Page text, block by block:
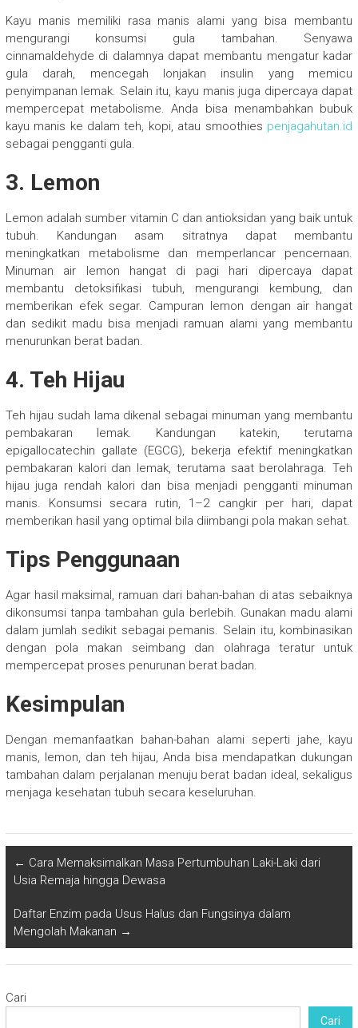
Kayu manis memiliki rasa manis alami yang bisa membantu
mengurangi konsumsi gula tambahan. Senyawa
cinnamaldehyde di dalamnya dapat membantu mengatur kadar
gula darah, mencegah lonjakan insulin yang memicu
penyimpanan lemak. Selain itu, kayu manis juga dipercaya dapat
mempercepat metabolisme. Anda bisa menambahkan bubuk
kayu manis ke dalam teh, kopi, atau smoothies penjagahutan.id
sebagai pengganti gula.
3. Lemon
Lemon adalah sumber vitamin C dan antioksidan yang baik untuk
tubuh. Kandungan asam sitratnya dapat membantu
meningkatkan metabolisme dan memperlancar pencernaan.
Minuman air lemon hangat di pagi hari dipercaya dapat
membantu detoksifikasi tubuh, mengurangi kembung, dan
memberikan efek segar. Campuran lemon dengan air hangat
dan sedikit madu bisa menjadi ramuan alami yang membantu
menurunkan berat badan.
4. Teh Hijau
Teh hijau sudah lama dikenal sebagai minuman yang membantu
pembakaran lemak. Kandungan katekin, terutama
epigallocatechin gallate (EGCG), bekerja efektif meningkatkan
pembakaran kalori dan lemak, terutama saat berolahraga. Teh
hijau juga rendah kalori dan bisa menjadi pengganti minuman
manis. Konsumsi secara rutin, 1–2 cangkir per hari, dapat
memberikan hasil yang optimal bila diimbangi pola makan sehat.
Tips Penggunaan
Agar hasil maksimal, ramuan dari bahan-bahan di atas sebaiknya
dikonsumsi tanpa tambahan gula berlebih. Gunakan madu alami
dalam jumlah sedikit sebagai pemanis. Selain itu, kombinasikan
dengan pola makan seimbang dan olahraga teratur untuk
mempercepat proses penurunan berat badan.
Kesimpulan
Dengan memanfaatkan bahan-bahan alami seperti jahe, kayu
manis, lemon, dan teh hijau, Anda bisa mendapatkan dukungan
tambahan dalam perjalanan menuju berat badan ideal, sekaligus
menjaga kesehatan tubuh secara keseluruhan.
← Cara Memaksimalkan Masa Pertumbuhan Laki-Laki dari
Usia Remaja hingga Dewasa
Daftar Enzim pada Usus Halus dan Fungsinya dalam
Mengolah Makanan →
Cari
Cari